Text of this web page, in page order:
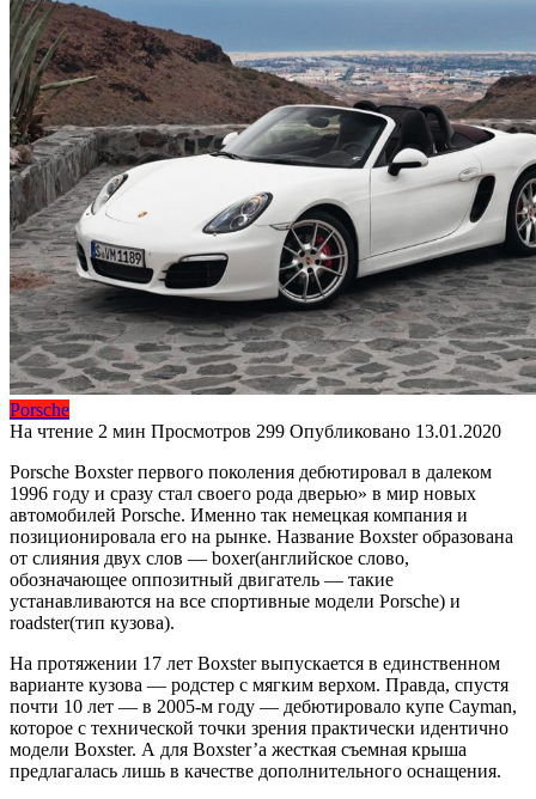
Porsche
На чтение 2 мин Просмотров 299 Опубликовано 13.01.2020
Porsche Boxster первого поколения дебютировал в далеком
1996 году и сразу стал своего рода дверью» в мир новых
автомобилей Porsche. Именно так немецкая компания и
позиционировала его на рынке. Название Boxster образована
от слияния двух слов — boxer(английское слово,
обозначающее оппозитный двигатель — такие
устанавливаются на все спортивные модели Porsche) и
roadster(тип кузова).
На протяжении 17 лет Boxster выпускается в единственном
варианте кузова — родстер с мягким верхом. Правда, спустя
почти 10 лет — в 2005-м году — дебютировало купе Cayman,
которое с технической точки зрения практически идентично
модели Boxster. А для Boxster’a жесткая съемная крыша
предлагалась лишь в качестве дополнительного оснащения.